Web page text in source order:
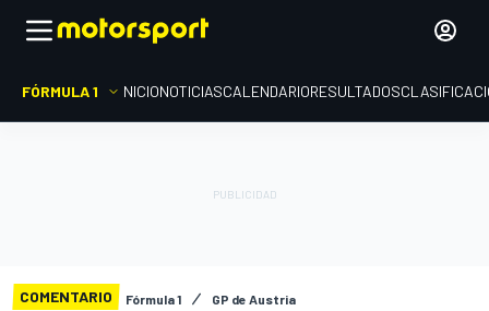
FÓRMULA 1 INICIONOTICIASCALENDARIORESULTADOS
COMENTARIO Fórmula 1 GP de Austria